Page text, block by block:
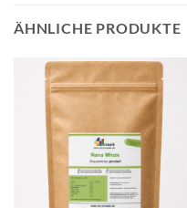
ÄHNLICHE PRODUKTE